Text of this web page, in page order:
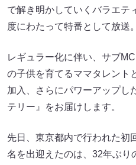
で解き明かしていくバラエテ
度にわたって特番として放送。
レギュラー化に伴い、サブ
の子供を育てるママタレント
加入、さらにパワーアップし
テリー』をお届けします。
先日、東京都内で行われた初
名を出迎えたのは、32年ぶり